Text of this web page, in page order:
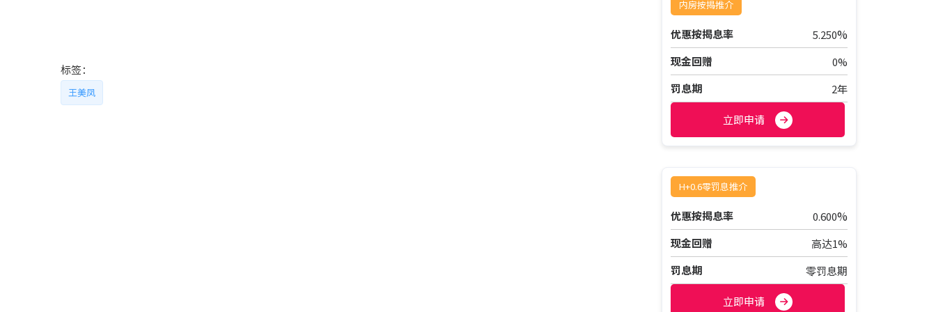
标签：
王美凤
内房按揭推介
优惠按揭息率 5.250%
现金回赠
0%
罚息期
2年
立即申请
H+0.6零罚息推介
优惠按揭息率 0.600%
现金回赠
高达1%
罚息期
零罚息期
立即申请